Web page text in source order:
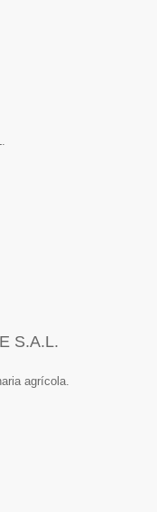
S.A.L.
agrícola.